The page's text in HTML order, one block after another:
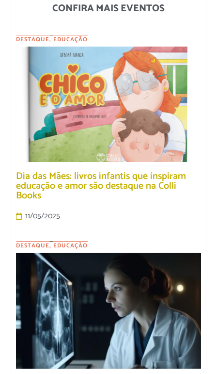
CONFIRA MAIS EVENTOS
DESTAQUE, EDUCAÇÃO
Dia das Mães: livros infantis que inspiram
educação e amor são destaque na Colli
Books
11/05/2025
DESTAQUE, EDUCAÇÃO